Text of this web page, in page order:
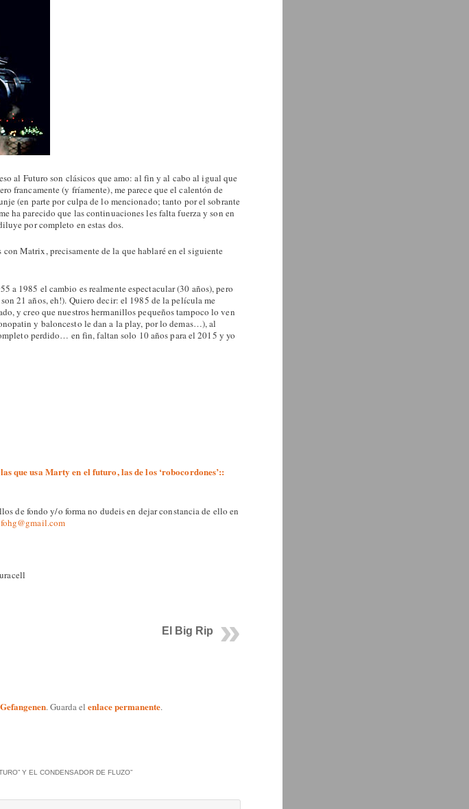
al Futuro son clásicos que amo: al fin y al cabo al igual que
francamente (y fríamente), me parece que el calentón de
(en parte por culpa de lo mencionado; tanto por el sobrante
ha parecido que las continuaciones les falta fuerza y son en
por completo en estas dos.
Matrix, precisamente de la que hablaré en el siguiente
a 1985 el cambio es realmente espectacular (30 años), pero
21 años, eh!). Quiero decir: el 1985 de la película me
y creo que nuestros hermanillos pequeños tampoco lo ven
y baloncesto le dan a la play, por lo demas…), al
perdido… en fin, faltan solo 10 años para el 2015 y yo
que usa Marty en el futuro, las de los ‘robocordones’::
de fondo y/o forma no dudeis en dejar constancia de ello en
El Big Rip
. Guarda el enlace permanente.
Y EL CONDENSADOR DE FLUZO”